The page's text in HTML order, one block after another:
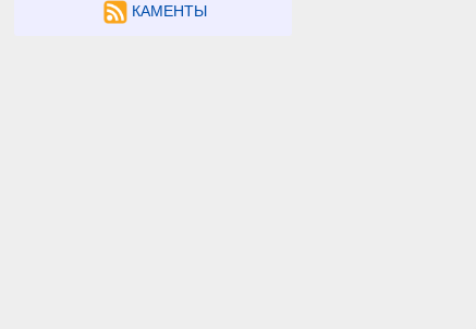
КАМЕНТЫ